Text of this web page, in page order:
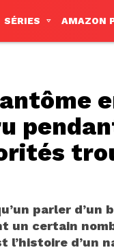
SÉRIES AMAZON
parler
un certain
l’histoire d’un